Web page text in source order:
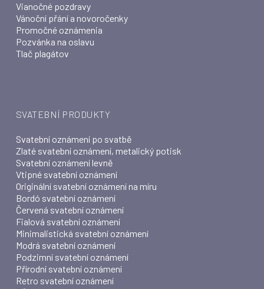
Vianočné pozdravy
Vánoční přání a novoročenky
Promočné oznámenia
Pozvánka na oslavu
Tlač plagátov
SVATEBNÍ PRODUKTY
Svatební oznámení po svatbě
Zlaté svatební oznámení, metalický potisk
Svatební oznámení levně
Vtipné svatební oznámení
Originální svatební oznámení na míru
Bordó svatební oznámení
Červená svatební oznámení
Fialová svatební oznámení
Minimalistická svatební oznámení
Modrá svatební oznámení
Podzimní svatební oznámení
Přírodní svatební oznámení
Retro svatební oznámení